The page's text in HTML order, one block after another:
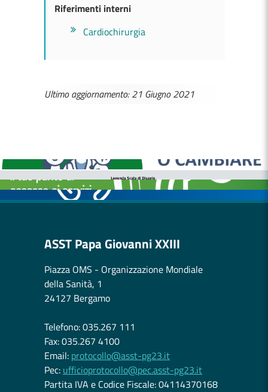
Riferimenti interni
Cardiochirurgia
Ultimo aggiornamento: 21 Giugno 2021
BOLLETTINI DISAGIO DA CALORE
CASE DI COMUNITÀ
OSPEDALE DI COMUNITÀ
ASST Papa Giovanni XXIII
Piazza OMS - Organizzazione Mondiale
della Sanità, 1
24127 Bergamo
Telefono: 035.267 111
Fax: 035.267 4100
Email: protocollo@asst-pg23.it
Pec: ufficioprotocollo@pec.asst-pg23.it
Partita IVA e Codice Fiscale: 04114370168